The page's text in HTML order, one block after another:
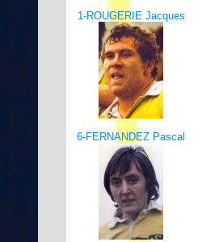
1-ROUGERIE Jacques
6-FERNANDEZ Pascal